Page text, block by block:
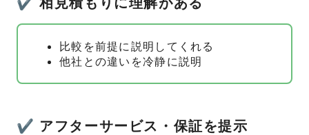
比較を前提に説明してくれる
他社との違いを冷静に説明
✔ アフターサービス・保証を提示